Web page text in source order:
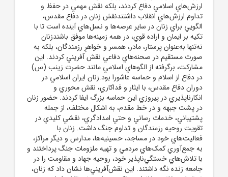
ارزش‌هاي اسلامي دفاع کردند، بلکه نقش مهمي در حفظ و
تداوم ارزش‌هاي انقلاب داشتندنقش زنان در دفاع مقدس،
الگويي براي زنان در ساير عرصه‌ها و نسل‌هاي آينده است تا با
تکيه بر ايمان و اراده قوي، در همه زمينه‌ها موفق باشندزنان
نه‌تنها به‌عنوان پرستار، مادر، همسر و خواهرِ رزمندگان، بلکه به
صورت مستقيم در صحنه‌هاي دفاعي نقش آفريني کردند. اين
مشارکت، برگرفته از الگوهاي اسلامي مانند حضرت زينب (س)
در دفاع از اسلام و حماسه عاشورا بود.زنان ايران اسلامي در
دوران دفاع مقدس، با ايثار و فداکاري، نقش محوري و
انکارناپذيري در پيروزي اين حماسه بزرگ ايفا کردند. حضور زنان
در پشت جبهه و در خط مقدم، به اشکال مختلف، از جمله
پشتيباني، خدمات رساني و حتي امدادگري، نقشي کليدي در
تقويت روحيه رزمندگان و تداوم جنگ داشت. زنان با
فعاليت‌هاي خود در مساجد، حسينيه‌ها، مدارس و ديگر مراکز،
به جمع‌آوري کمک‌هاي مردمي و تهيه ملزومات جنگ پرداختند و
با تلاش‌هاي خستگي‌ناپذير خود، روحيه جهاد و مقاومت را در
جامعه زنده نگه داشتند. اين نقش‌آفريني‌ها نشان داد که زنان،